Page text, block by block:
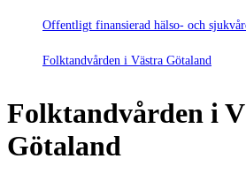
Offentligt finansierad hälso- och
Folktandvården i Västra Götaland
Folktandvården i
Götaland